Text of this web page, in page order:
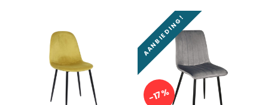
AANBIEDING!
-17%